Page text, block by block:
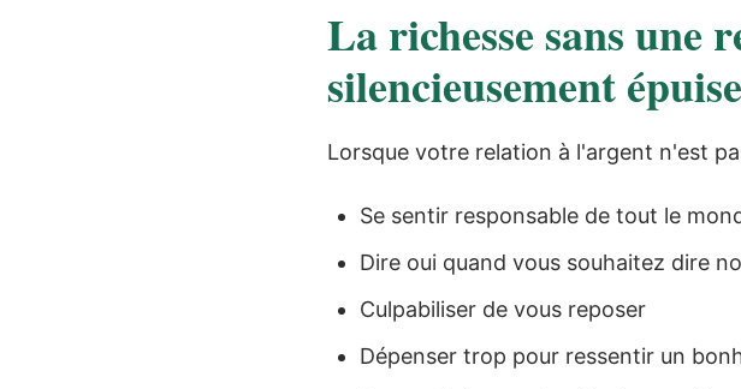
La richesse sans une
silencieusement
Lorsque votre relation à l'argent n'est
Se sentir responsable de tout le
Dire oui quand vous souhaitez dire
Culpabiliser de vous reposer
Dépenser trop pour ressentir un